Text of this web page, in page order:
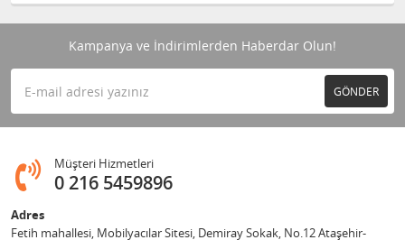
Kampanya ve İndirimlerden Haberdar Olun!
GÖNDER
Müşteri Hizmetleri
0 216 5459896
Adres
Fetih mahallesi, Mobilyacılar Sitesi, Demiray Sokak, No.12 Ataşehir-